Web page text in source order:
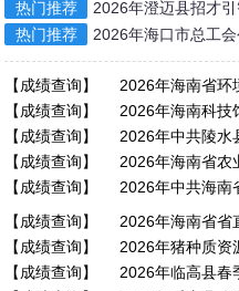
热门推荐
2026年澄迈县招才引
单位笔试成绩和
热门推荐
2026年海口市总工会
【成绩查询】 2026年海南省环
【成绩查询】 2026年海南科技
【成绩查询】 2026年中共陵水
【成绩查询】 2026年海南省农
【成绩查询】 2026年中共海南
【成绩查询】 2026年海南省省
【成绩查询】 2026年猪种质资
【成绩查询】 2026年临高县春